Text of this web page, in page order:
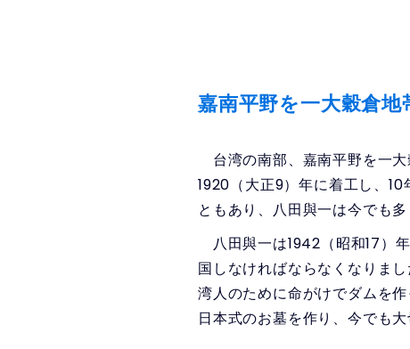
嘉南平野を一大穀倉
台湾の南部、嘉南平野を一
1920（大正9）年に着工し、
ともあり、八田與一は今でも
八田與一は1942（昭和17）
国しなければならなくなりま
湾人のために命がけでダムを
日本式のお墓を作り、今でも